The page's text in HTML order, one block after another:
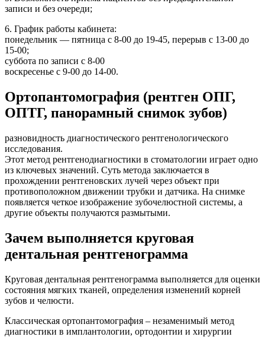
записи и без очереди;
6. График работы кабинета:
понедельник — пятница с 8-00 до 19-45, перерыв с 13-00 до
15-00;
суббота по записи с 8-00
воскресенье с 9-00 до 14-00.
Ортопантомография (рентген ОПГ,
ОПТГ, панорамный снимок зубов)
разновидность диагностического рентгенологического
исследования.
Этот метод рентгенодиагностики в стоматологии играет одно
из ключевых значений. Суть метода заключается в
прохождении рентгеновских лучей через объект при
противоположном движении трубки и датчика. На снимке
появляется четкое изображение зубочелюстной системы, а
другие объекты получаются размытыми.
Зачем выполняется круговая
дентальная рентгенограмма
Круговая дентальная рентгенограмма выполняется для оценки
состояния мягких тканей, определения изменений корней
зубов и челюсти.
Классическая ортопантомография – незаменимый метод
диагностики в имплантологии, ортодонтии и хирургии